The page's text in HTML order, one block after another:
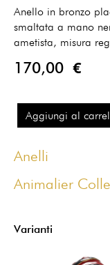
Anello in bronzo
smaltata a mano
ametista, misura
170,00 €
Aggiungi al
Anelli
Animalier
Varianti